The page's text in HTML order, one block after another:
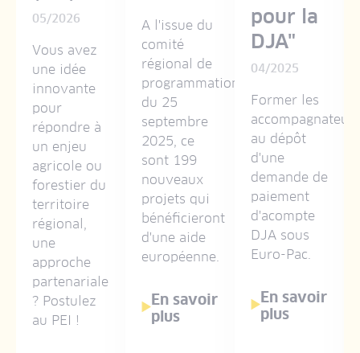
05/2026
Vous avez
une idée
innovante
pour
répondre à
un enjeu
agricole ou
forestier du
territoire
régional,
une
approche
partenariale
? Postulez
au PEI !
A l'issue du
comité
régional de
programmation
du 25
septembre
2025, ce
sont 199
nouveaux
projets qui
bénéficieront
d'une aide
européenne.
En savoir
plus
pour la
DJA"
04/2025
Former les
accompagnateurs
au dépôt
d'une
demande de
paiement
d'acompte
DJA sous
Euro-Pac.
En savoir
plus